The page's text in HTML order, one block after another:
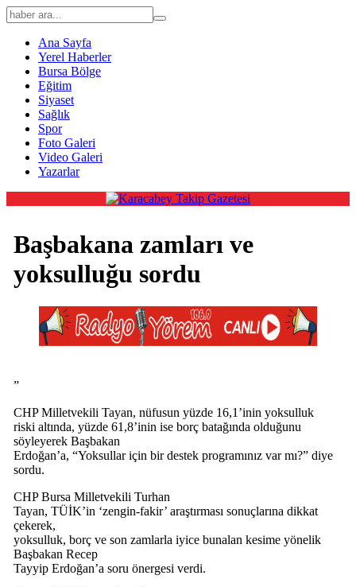
Ana Sayfa
Yerel Haberler
Bursa Bölge
Eğitim
Siyaset
Sağlık
Spor
Foto Galeri
Video Galeri
Yazarlar
Başbakana zamları ve
yoksulluğu sordu
”
CHP Milletvekili Tayan, nüfusun yüzde 16,1’inin yoksulluk
riski altında, yüzde 61,8’inin ise borç batağında olduğunu
söyleyerek Başbakan
Erdoğan’a, “Yoksullar için bir destek programınız var mı?” diye
sordu.
CHP Bursa Milletvekili Turhan
Tayan, TÜİK’in ‘zengin-fakir’ araştırması sonuçlarına dikkat
çekerek,
yoksulluk, borç ve son zamlarla iyice bunalan kesime yönelik
Başbakan Recep
Tayyip Erdoğan’a soru önergesi verdi.